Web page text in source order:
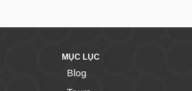
MỤC LỤC
Blog